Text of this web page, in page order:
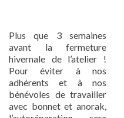
Plus que 3 semaines
avant la fermeture
hivernale de l’atelier !
Pour éviter à nos
adhérents et à nos
bénévoles de travailler
avec bonnet et anorak,